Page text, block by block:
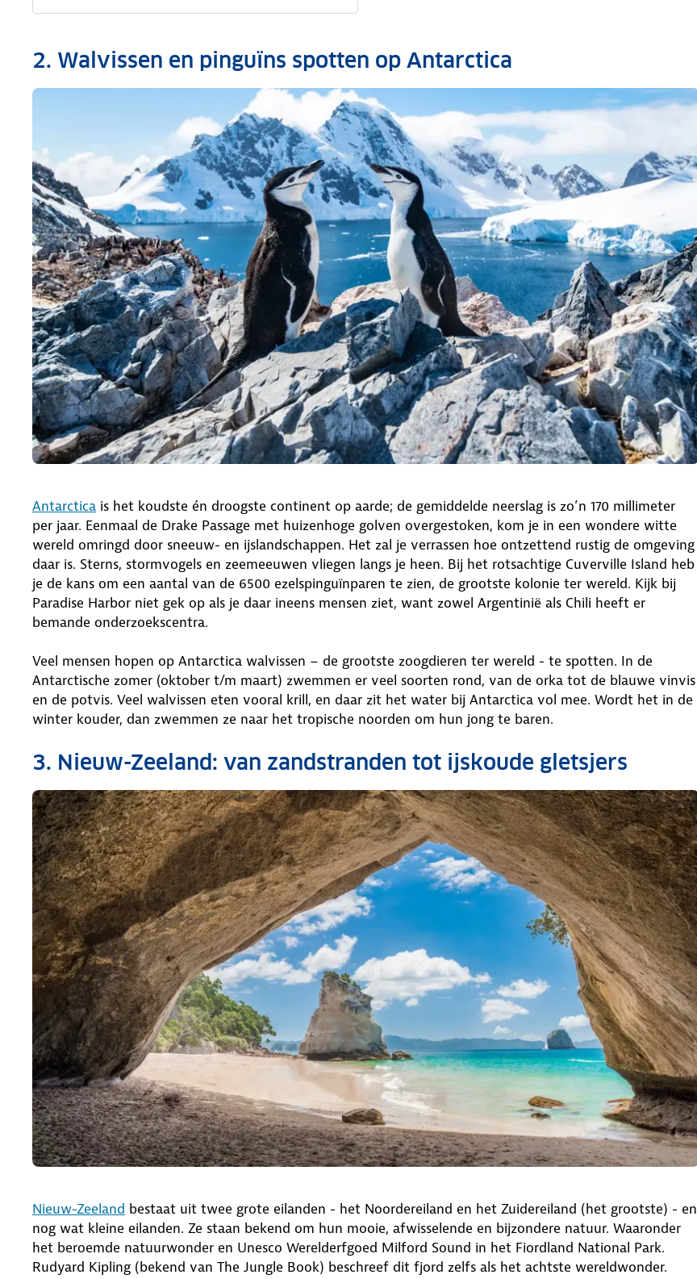
2. Walvissen en pinguïns spotten op Antarctica
Antarctica is het koudste én droogste continent op aarde; de gemiddelde neerslag is zo’n 170 millimeter
per jaar. Eenmaal de Drake Passage met huizenhoge golven overgestoken, kom je in een wondere witte
wereld omringd door sneeuw- en ijslandschappen. Het zal je verrassen hoe ontzettend rustig de omgeving
daar is. Sterns, stormvogels en zeemeeuwen vliegen langs je heen. Bij het rotsachtige Cuverville Island heb
je de kans om een aantal van de 6500 ezelspinguïnparen te zien, de grootste kolonie ter wereld. Kijk bij
Paradise Harbor niet gek op als je daar ineens mensen ziet, want zowel Argentinië als Chili heeft er
bemande onderzoekscentra.
Veel mensen hopen op Antarctica walvissen – de grootste zoogdieren ter wereld - te spotten. In de
Antarctische zomer (oktober t/m maart) zwemmen er veel soorten rond, van de orka tot de blauwe vinvis
en de potvis. Veel walvissen eten vooral krill, en daar zit het water bij Antarctica vol mee. Wordt het in de
winter kouder, dan zwemmen ze naar het tropische noorden om hun jong te baren.
3. Nieuw-Zeeland: van zandstranden tot ijskoude gletsjers
Nieuw-Zeeland bestaat uit twee grote eilanden - het Noordereiland en het Zuidereiland (het grootste) - en
nog wat kleine eilanden. Ze staan bekend om hun mooie, afwisselende en bijzondere natuur. Waaronder
het beroemde natuurwonder en Unesco Werelderfgoed Milford Sound in het Fiordland National Park.
Rudyard Kipling (bekend van The Jungle Book) beschreef dit fjord zelfs als het achtste wereldwonder.